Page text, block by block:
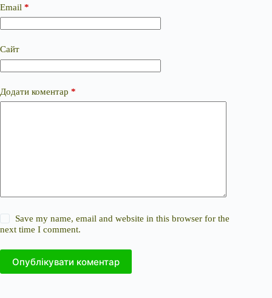
Email *
Сайт
Додати коментар *
Save my name, email and website in this browser for the
next time I comment.
Опублікувати коментар